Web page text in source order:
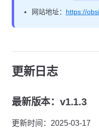
网站地址： https://
更新日志
最新版本：v1.1.3
更新时间：2025-03-17